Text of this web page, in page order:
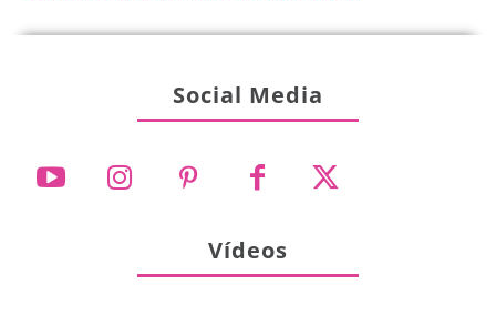
Social Media
Vídeos